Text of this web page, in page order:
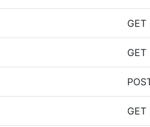
GET
GET
GET